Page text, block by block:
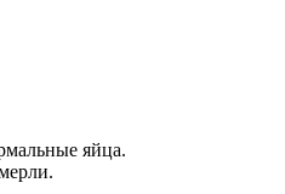
яйца.